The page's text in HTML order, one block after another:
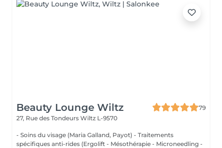
Beauty Lounge Wiltz
79
27, Rue des Tondeurs Wiltz L-9570
- Soins du visage (Maria Galland, Payot) - Traitements
spécifiques anti-rides (Ergolift - Mésothérapie - Microneedling -